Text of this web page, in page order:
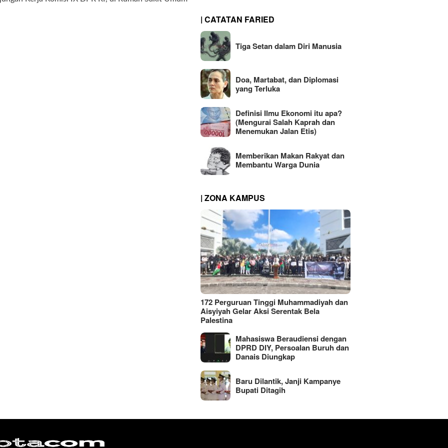
| CATATAN FARIED
Tiga Setan dalam Diri Manusia
Doa, Martabat, dan Diplomasi
yang Terluka
Definisi Ilmu Ekonomi itu apa?
(Mengurai Salah Kaprah dan
Menemukan Jalan Etis)
Memberikan Makan Rakyat dan
Membantu Warga Dunia
| ZONA KAMPUS
172 Perguruan Tinggi Muhammadiyah dan
Aisyiyah Gelar Aksi Serentak Bela
Palestina
Mahasiswa Beraudiensi dengan
DPRD DIY, Persoalan Buruh dan
Danais Diungkap
Baru Dilantik, Janji Kampanye
Bupati Ditagih